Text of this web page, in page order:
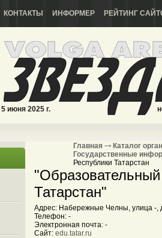
КОНТАКТЫ ИНФОРМЕР РЕЙТИНГ
5 июня 2025 г.
Главная
Каталог
Государственные
Республики Татарстан
Татарстан"
Адрес: Набережные Челны, улица -,
Телефон: -
Электронная почта: -
Сайт: edu.tatar.ru